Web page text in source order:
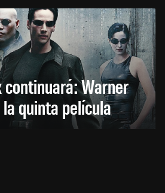
Warner
quinta película